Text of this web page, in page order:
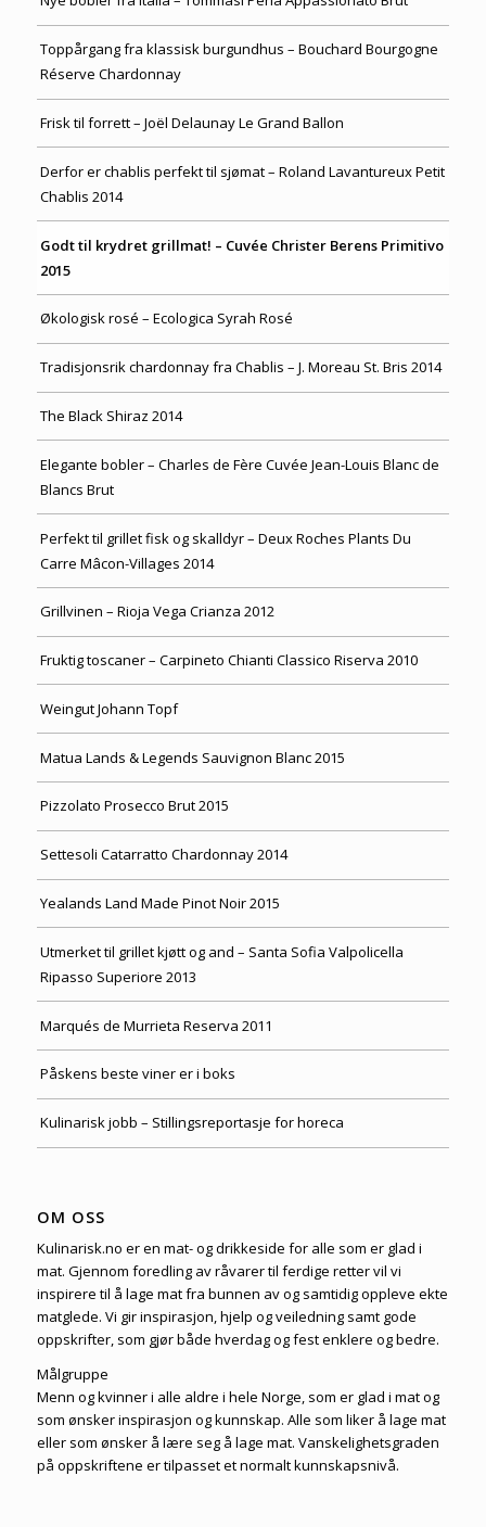
Toppårgang fra klassisk burgundhus – Bouchard Bourgogne
Réserve Chardonnay
Frisk til forrett – Joël Delaunay Le Grand Ballon
Derfor er chablis perfekt til sjømat – Roland Lavantureux Petit
Chablis 2014
Godt til krydret grillmat! – Cuvée Christer Berens Primitivo
2015
Økologisk rosé – Ecologica Syrah Rosé
Tradisjonsrik chardonnay fra Chablis – J. Moreau St. Bris 2014
The Black Shiraz 2014
Elegante bobler – Charles de Fère Cuvée Jean-Louis Blanc de
Blancs Brut
Perfekt til grillet fisk og skalldyr – Deux Roches Plants Du
Carre Mâcon-Villages 2014
Grillvinen – Rioja Vega Crianza 2012
Fruktig toscaner – Carpineto Chianti Classico Riserva 2010
Weingut Johann Topf
Matua Lands & Legends Sauvignon Blanc 2015
Pizzolato Prosecco Brut 2015
Settesoli Catarratto Chardonnay 2014
Yealands Land Made Pinot Noir 2015
Utmerket til grillet kjøtt og and – Santa Sofia Valpolicella
Ripasso Superiore 2013
Marqués de Murrieta Reserva 2011
Påskens beste viner er i boks
Kulinarisk jobb – Stillingsreportasje for horeca
OM OSS
Kulinarisk.no er en mat- og drikkeside for alle som er glad i
mat. Gjennom foredling av råvarer til ferdige retter vil vi
inspirere til å lage mat fra bunnen av og samtidig oppleve ekte
matglede. Vi gir inspirasjon, hjelp og veiledning samt gode
oppskrifter, som gjør både hverdag og fest enklere og bedre.
Målgruppe
Menn og kvinner i alle aldre i hele Norge, som er glad i mat og
som ønsker inspirasjon og kunnskap. Alle som liker å lage mat
eller som ønsker å lære seg å lage mat. Vanskelighetsgraden
på oppskriftene er tilpasset et normalt kunnskapsnivå.